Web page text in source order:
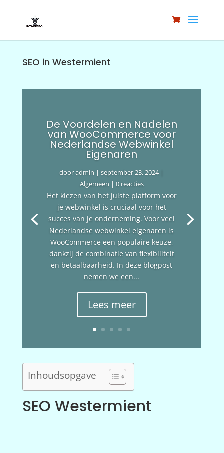
SEO in Westermient
De Voordelen en Nadelen
van WooCommerce voor
Nederlandse Webwinkel
Eigenaren
dooradmin |september 23, 2024|
Algemeen | 0 reacties
Het kiezen van het juiste platform voor
je webwinkel is cruciaal voor het
succes van je onderneming. Voor veel
Nederlandse webwinkel eigenaren is
WooCommerce een populaire keuze,
dankzij de combinatie van flexibiliteit
en betaalbaarheid. In deze blogpost
nemen we een...
Lees meer
Inhoudsopgave
SEO Westermient